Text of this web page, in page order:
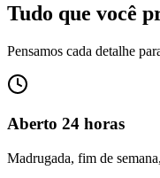
Tudo que você
Pensamos cada detalhe
Aberto 24 horas
Madrugada, fim de